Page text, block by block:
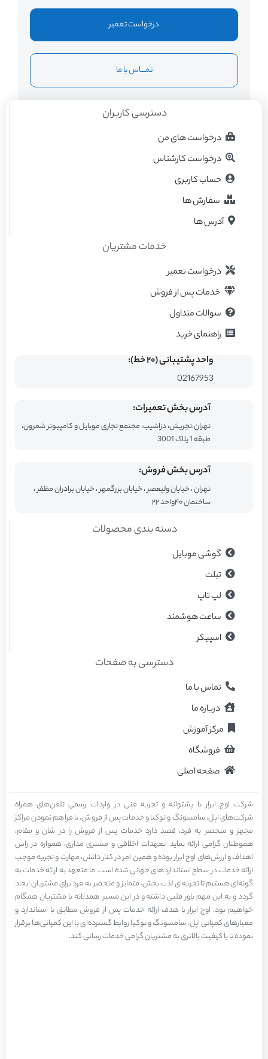
درخواست تعمیر
تمــــاس با ما
دسترسی کاربران
درخواست های من
درخواست کارشناس
حساب کاربری
سفارش ها
آدرس ها
خدمات مشتریان
درخواست تعمیر
خدمات پس از فروش
سوالات متداول
راهنمای خرید
واحد پشتیبانی (۲۰ خط):
02167953
آدرس بخش تعمیرات:
تهران،تجریش، دزاشیب، مجتمع تجاری موبایل و کامپیوتر شمرون،
طبقه 1 پلاک 3001
آدرس بخش فروش:
تهران ، خیابان ولیعصر ، خیابان بزرگمهر ، خیابان برادران مظفر ،
ساختمان ۴۰واحد ۲۲
دسته بندی محصولات
گوشی موبایل
تبلت
لپ تاپ
ساعت هوشمند
اسپیکر
دسترسی به صفحات
تماس با ما
درباره ما
مرکز آموزش
فروشگاه
صفحه اصلی
شرکت اوج ابرار با پشتوانه و تجربه فنی در واردات رسمی تلفن‌های همراه
شرکت‌های اپل، سامسونگ و نوکیا و خدمات پس از فروش، با فراهم نمودن مراکز
مجهز و منحصر به فرد، قصد دارد خدمات پس از فروش را در شان و مقام،
هموطنان گرامی ارائه نماید. تعهدات اخلاقی و مشتری مداری، همواره در راس
اهداف و ارزش‌های اوج ابرار بوده و همین امر در کنار دانش، مهارت و تجربه موجب
ارائه خدمات در سطح استاندارد‌های جهانی شده است. ما متعهد به ارائه خدمات به
گونه‌ای هستیم تا تجربه‌ای لذت بخش، متمایز و منحصر به فرد برای مشتریان ایجاد
گردد و به این مهم باور قلبی داشته و در این مسیر، همدلانه با مشتریان همگام
خواهیم بود. اوج ابرار با هدف ارائه خدمات پس از فروش مطابق با استاندارد و
معیارهای کمپانی اپل، سامسونگ و نوکیا روابط گسترده‌ای با این کمپانی‌ها برقرار
نموده تا با کیفیت بالاتری به مشتریان گرامی خدمات رسانی کند.